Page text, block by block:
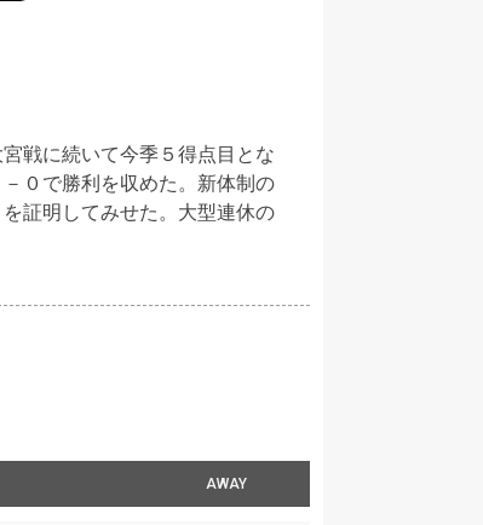
戦に続いて今季５得点目とな
０で勝利を収めた。新体制の
証明してみせた。大型連休の
AWAY